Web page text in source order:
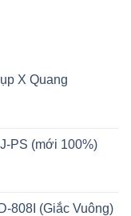
X Quang
PS (mới 100%)
808I (Giắc Vuông)